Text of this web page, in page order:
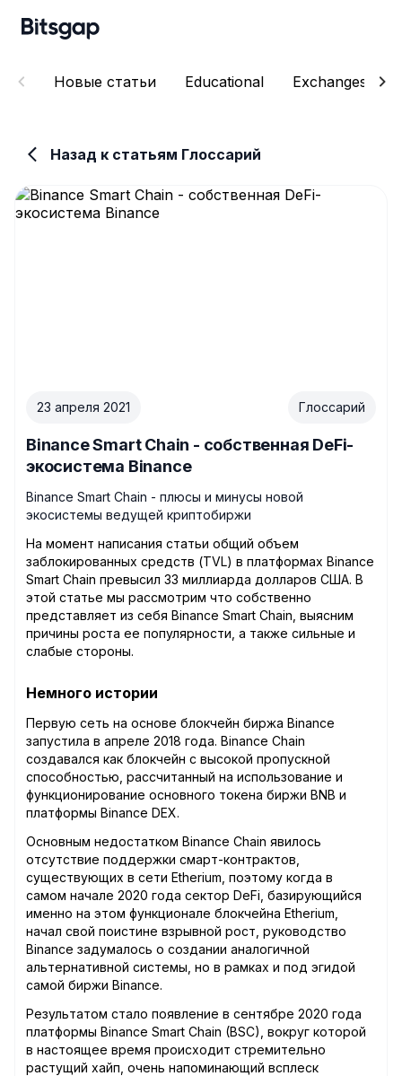
Новые статьи Educational Exchanges
Назад к статьям Глоссарий
23 апреля 2021 Глоссарий
Binance Smart Chain - собственная DeFi-
экосистема Binance
Binance Smart Chain - плюсы и минусы новой
экосистемы ведущей криптобиржи
На момент написания статьи общий объем
заблокированных средств (TVL) в платформах Binance
Smart Chain превысил 33 миллиарда долларов США. В
этой статье мы рассмотрим что собственно
представляет из себя Binance Smart Chain, выясним
причины роста ее популярности, а также сильные и
слабые стороны.
Немного истории
Первую сеть на основе блокчейн биржа Binance
запустила в апреле 2018 года. Binance Chain
создавался как блокчейн с высокой пропускной
способностью, рассчитанный на использование и
функционирование основного токена биржи BNB и
платформы Binance DEX.
Основным недостатком Binance Chain явилось
отсутствие поддержки смарт-контрактов,
существующих в сети Etherium, поэтому когда в
самом начале 2020 года сектор DeFi, базирующийся
именно на этом функционале блокчейна Etherium,
начал свой поистине взрывной рост, руководство
Binance задумалось о создании аналогичной
альтернативной системы, но в рамках и под эгидой
самой биржи Binance.
Результатом стало появление в сентябре 2020 года
платформы Binance Smart Chain (BSC), вокруг которой
в настоящее время происходит стремительно
растущий хайп, очень напоминающий всплеск